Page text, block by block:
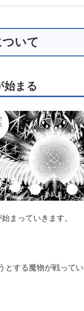
いて
始まる
まっていきます。
する魔物が戦ってい